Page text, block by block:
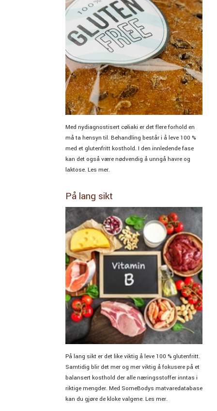
Med nydiagnostisert cøliaki er det flere forhold en
må ta hensyn til. Behandling består i å leve 100 %
med et glutenfritt kosthold. I den innledende fase
kan det også være nødvendig å unngå havre og
laktose. Les mer.
På lang sikt
På lang sikt er det like viktig å leve 100 % glutenfritt.
Samtidig blir det mer og mer viktig å fokusere på et
balansert kosthold der alle næringsstoffer inntas i
riktige mengder. Med SomeBodys matvaredatabase
kan du gjøre de kloke valgene. Les mer.